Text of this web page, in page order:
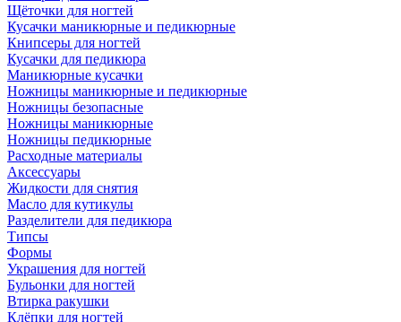
Щёточки для ногтей
Кусачки маникюрные и педикюрные
Книпсеры для ногтей
Кусачки для педикюра
Маникюрные кусачки
Ножницы маникюрные и педикюрные
Ножницы безопасные
Ножницы маникюрные
Ножницы педикюрные
Расходные материалы
Аксессуары
Жидкости для снятия
Масло для кутикулы
Разделители для педикюра
Типсы
Формы
Украшения для ногтей
Бульонки для ногтей
Втирка ракушки
Клёпки для ногтей